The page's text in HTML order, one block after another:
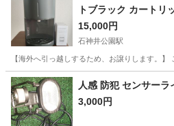
トブラック カートリ
15,000円
石神井公園駅
【海外へ引っ越しするため、お譲りします。
東京 練馬区 石神井公園駅 その他
人感 防犯 センサーラ
3,000円